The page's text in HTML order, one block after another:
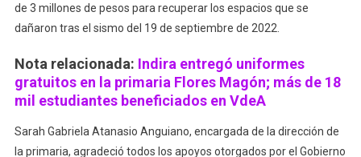
de 3 millones de pesos para recuperar los espacios que se
dañaron tras el sismo del 19 de septiembre de 2022.
Nota relacionada: Indira entregó uniformes
gratuitos en la primaria Flores Magón; más de 18
mil estudiantes beneficiados en VdeA
Sarah Gabriela Atanasio Anguiano, encargada de la dirección de
la primaria, agradeció todos los apoyos otorgados por el Gobierno